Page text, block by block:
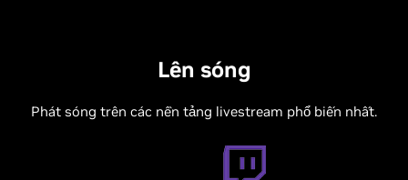
Lên sóng
Phát sóng trên các nền tảng livestream phổ biến nhất.